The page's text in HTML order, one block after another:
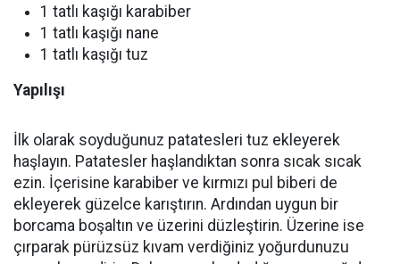
1 tatlı kaşığı karabiber
1 tatlı kaşığı nane
1 tatlı kaşığı tuz
Yapılışı
İlk olarak soyduğunuz patatesleri tuz ekleyerek
haşlayın. Patatesler haşlandıktan sonra sıcak sıcak
ezin. İçerisine karabiber ve kırmızı pul biberi de
ekleyerek güzelce karıştırın. Ardından uygun bir
borcama boşaltın ve üzerini düzleştirin. Üzerine ise
çırparak pürüzsüz kıvam verdiğiniz yoğurdunuzu